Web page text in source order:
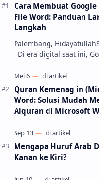
Cara Membuat
File Word: Panduan
Langkah
Palembang,
Di era digital saat ini,
populer untuk membuat
Quran Kemenag in
Word: Solusi Mudah
Alquran di Microsoft
Mengapa Huruf Arab
Kanan ke Kiri?